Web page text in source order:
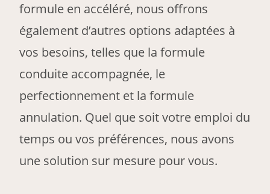
formule en accéléré, nous offrons
également d’autres options adaptées à
vos besoins, telles que la formule
conduite accompagnée, le
perfectionnement et la formule
annulation. Quel que soit votre emploi du
temps ou vos préférences, nous avons
une solution sur mesure pour vous.